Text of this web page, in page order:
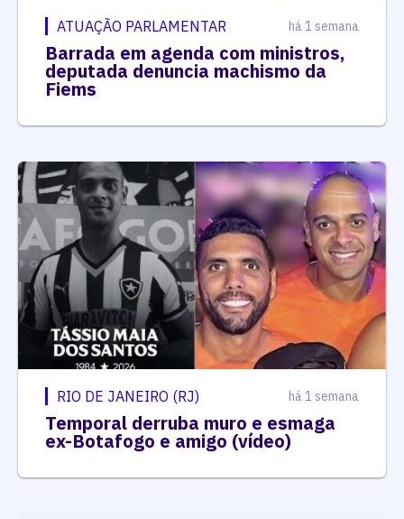
ATUAÇÃO PARLAMENTAR há 1 semana
Barrada em agenda com ministros,
deputada denuncia machismo da
Fiems
RIO DE JANEIRO (RJ) há 1 semana
Temporal derruba muro e esmaga
ex-Botafogo e amigo (vídeo)